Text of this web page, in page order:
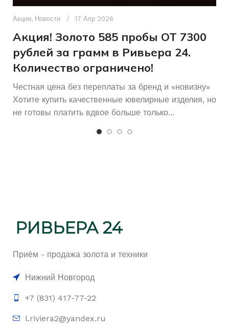
Акции, Новости 17 Апр 2026
Акция! Золото 585 пробы ОТ 7300
рублей за грамм в Ривьера 24.
Количество ограничено!
Честная цена без переплаты за бренд и «новизну»
Хотите купить качественные ювелирные изделия, но
не готовы платить вдвое больше только...
Приём - продажа золота и техники
Нижний Новгород
+7 (831) 417-77-22
l.riviera2@yandex.ru